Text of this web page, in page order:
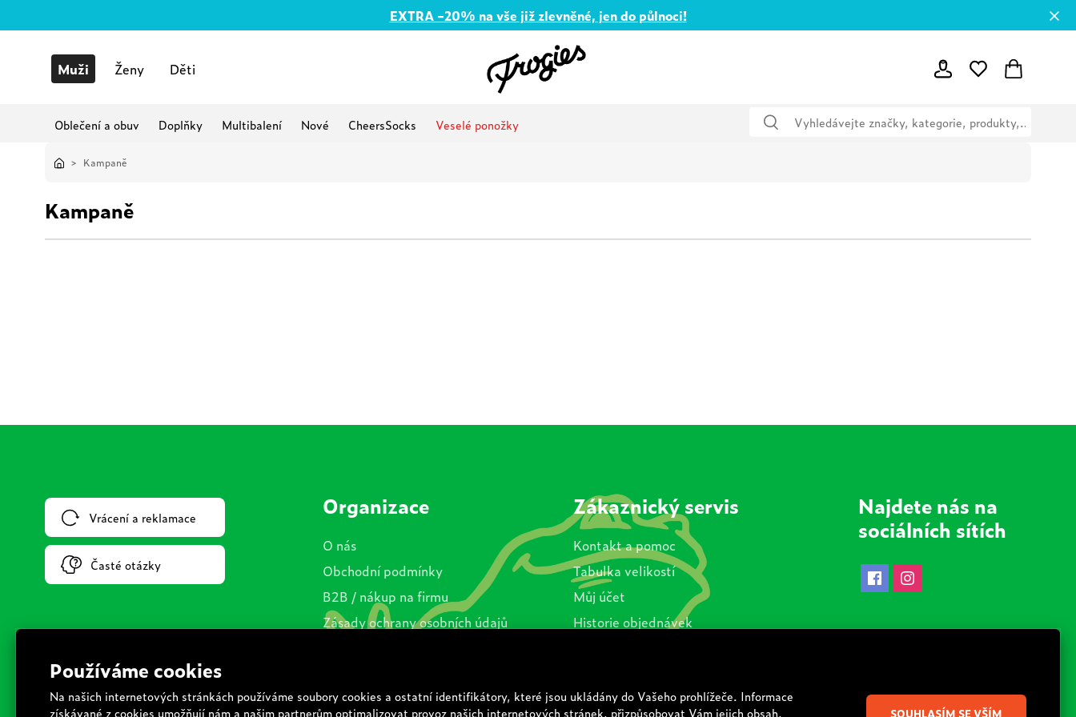
EXTRA –20% na vše již zlevněné, jen do půlnoci!
Muži
Oblečení a obuv Doplňky Multibalení Nové CheersSocks Veselé ponožky
Ženy Děti
> Kampaně
Kampaně
Vrácení a reklamace
Časté otázky
Organizace
O nás
Obchodní podmínky
B2B / nákup na firmu
Zásady ochrany osobních údajů
Podmínky akcí
Zákaznický servis
Kontakt a pomoc
Tabulka velikostí
Můj účet
Historie objednávek
Najdete nás na
sociálních sítích